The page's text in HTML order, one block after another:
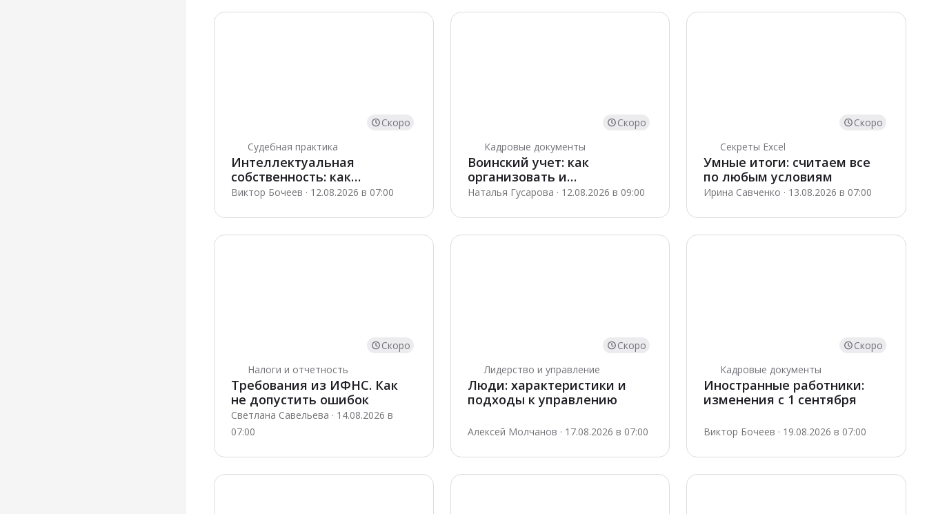
Скоро
Судебная практика
Интеллектуальная
собственность: как
изменились судебные
Виктор Бочеев · 12.08.2026 в 07:00
Скоро
Кадровые документы
Воинский учет: как
организовать и
подготовиться к проверкам
Наталья Гусарова · 12.08.2026 в 09:00
Скоро
Секреты Excel
Умные итоги: считаем все
по любым условиям
Ирина Савченко · 13.08.2026 в 07:00
Скоро
Налоги и отчетность
Требования из ИФНС. Как
не допустить ошибок
Светлана Савельева · 14.08.2026 в
07:00
Скоро
Лидерство и управление
Люди: характеристики и
подходы к управлению
Алексей Молчанов · 17.08.2026 в 07:00
Скоро
Кадровые документы
Иностранные работники:
изменения с 1 сентября
Виктор Бочеев · 19.08.2026 в 07:00